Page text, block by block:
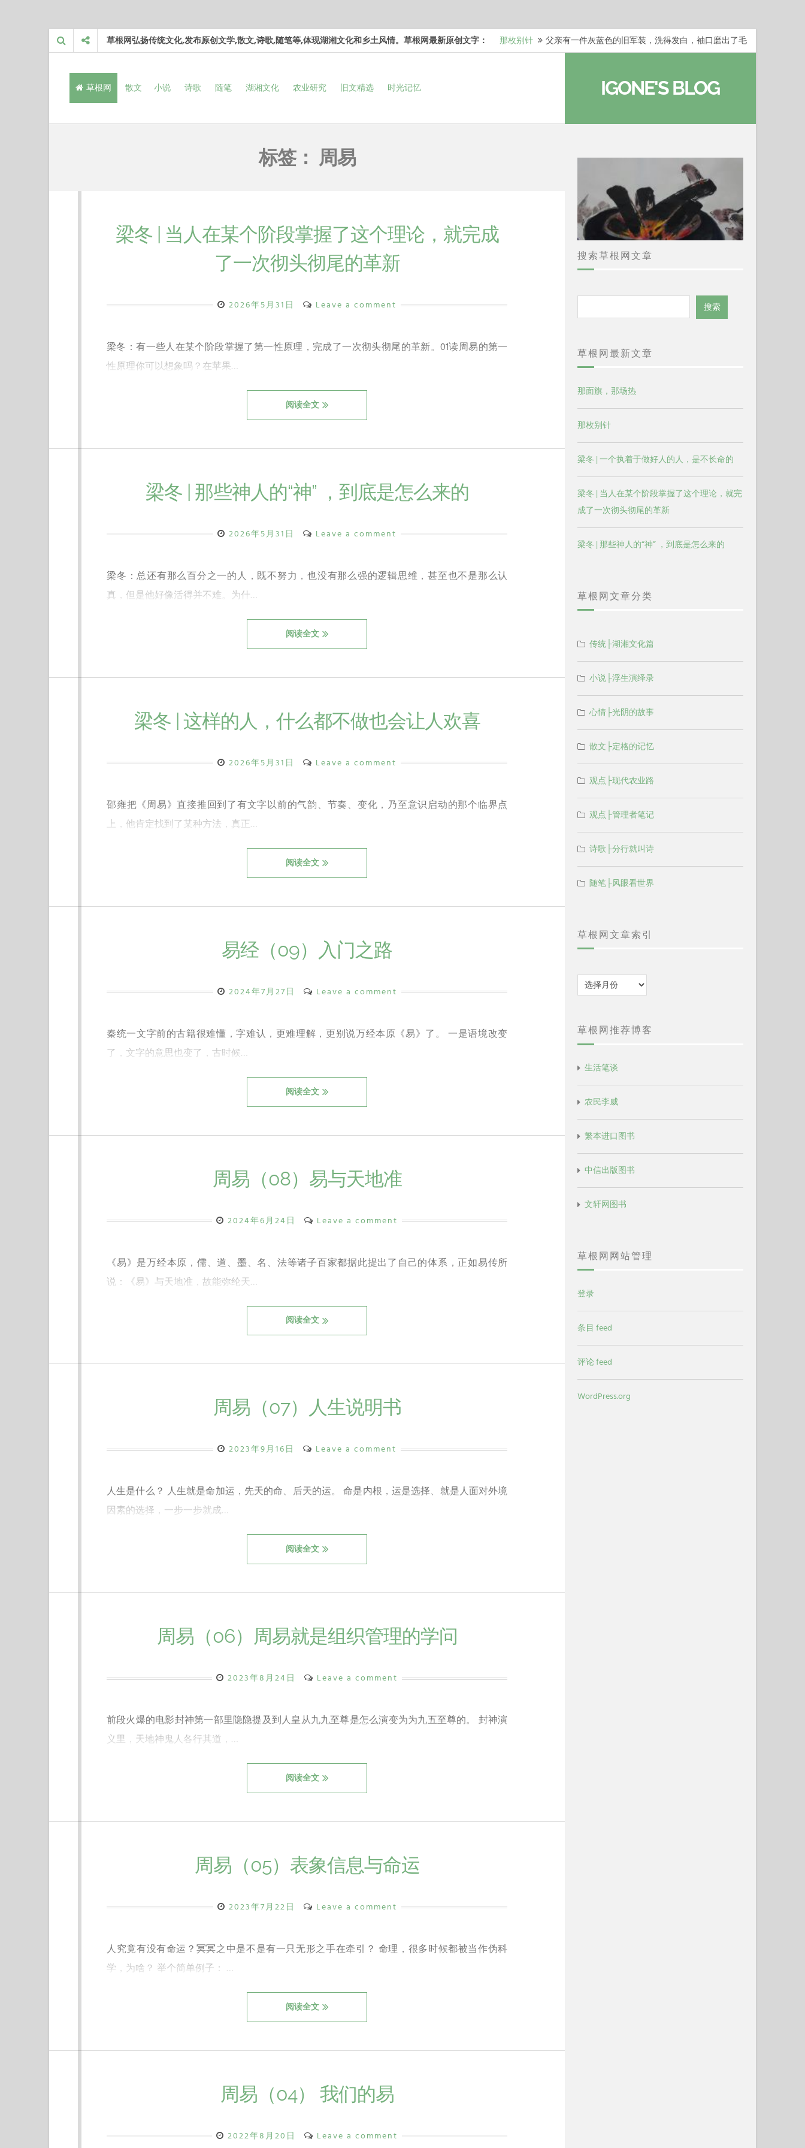
Skip
to
content
草根网弘扬传统文化,发布原创文学,散文,诗歌,随笔等,体现湖湘文化和乡土风情。草根网最新原创文字： 那枚别针
父亲有一件灰蓝色的旧军装，洗得发白，袖口磨出了毛
梁冬：有一些人在某个阶段掌握了第一性原理，完成了一
IGONE'S BLOG
草根网 散文 小说 诗歌 随笔 湖湘文化 农业研究 旧文精选 时光记忆
标签： 周易
梁冬 | 当人在某个阶段掌握了这个理论，就完成
了一次彻头彻尾的革新
2026年5月31日 Leave a comment
梁冬：有一些人在某个阶段掌握了第一性原理，完成了一次彻头彻尾的革新。01读周易的第一
性原理你可以想象吗？在苹果…
阅读全文
梁冬 | 那些神人的“神” ，到底是怎么来的
2026年5月31日 Leave a comment
梁冬：总还有那么百分之一的人，既不努力，也没有那么强的逻辑思维，甚至也不是那么认
真，但是他好像活得并不难。为什…
阅读全文
梁冬 | 这样的人，什么都不做也会让人欢喜
2026年5月31日 Leave a comment
邵雍把《周易》直接推回到了有文字以前的气韵、节奏、变化，乃至意识启动的那个临界点
上，他肯定找到了某种方法，真正…
阅读全文
易经（09）入门之路
2024年7月27日 Leave a comment
秦统一文字前的古籍很难懂，字难认，更难理解，更别说万经本原《易》了。 一是语境改变
了，文字的意思也变了，古时候…
阅读全文
周易（08）易与天地准
2024年6月24日 Leave a comment
《易》是万经本原，儒、道、墨、名、法等诸子百家都据此提出了自己的体系，正如易传所
说：《易》与天地准，故能弥纶天…
阅读全文
周易（07）人生说明书
2023年9月16日 Leave a comment
人生是什么？ 人生就是命加运，先天的命、后天的运。 命是内根，运是选择、就是人面对外境
因素的选择，一步一步就成…
阅读全文
周易（06）周易就是组织管理的学问
2023年8月24日 Leave a comment
前段火爆的电影封神第一部里隐隐提及到人皇从九九至尊是怎么演变为为九五至尊的。 封神演
义里，天地神鬼人各行其道，…
阅读全文
周易（05）表象信息与命运
2023年7月22日 Leave a comment
人究竟有没有命运？冥冥之中是不是有一只无形之手在牵引？ 命理，很多时候都被当作伪科
学，为啥？ 举个简单例子： …
阅读全文
周易（04） 我们的易
2022年8月20日 Leave a comment
搜索草根网文章
索
搜索
草根网最新文章
那面旗，那场热
那枚别针
梁冬 | 一个执着于做好人的人，是不长命的
梁冬 | 当人在某个阶段掌握了这个理论，就完
成了一次彻头彻尾的革新
梁冬 | 那些神人的“神” ，到底是怎么来的
草根网文章分类
传统├湖湘文化篇
小说├浮生演绎录
心情├光阴的故事
散文├定格的记忆
观点├现代农业路
观点├管理者笔记
诗歌├分行就叫诗
随笔├风眼看世界
草根网文章索引
归
档
草根网推荐博客
生活笔谈
农民李威
繁本进口图书
中信出版图书
文轩网图书
草根网网站管理
登录
条目 feed
评论 feed
WordPress.org